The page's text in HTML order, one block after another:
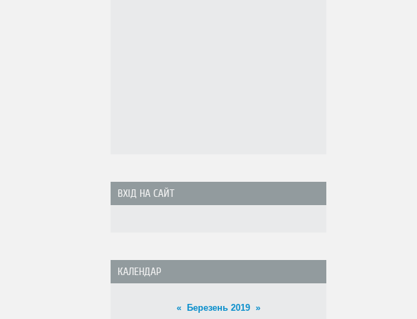
ВХІД НА САЙТ
КАЛЕНДАР
« Березень 2019 »